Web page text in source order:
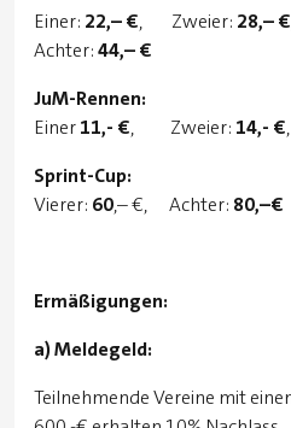
Einer: 22,– €, Zweier: 28,– €
Achter:44,– €
JuM-Rennen:
Einer11,- €, Zweier: 14,- €
Sprint-Cup:
Vierer: 60,– €, Achter: 80,–€
Ermäßigungen:
a) Meldegeld:
Teilnehmende Vereine mit